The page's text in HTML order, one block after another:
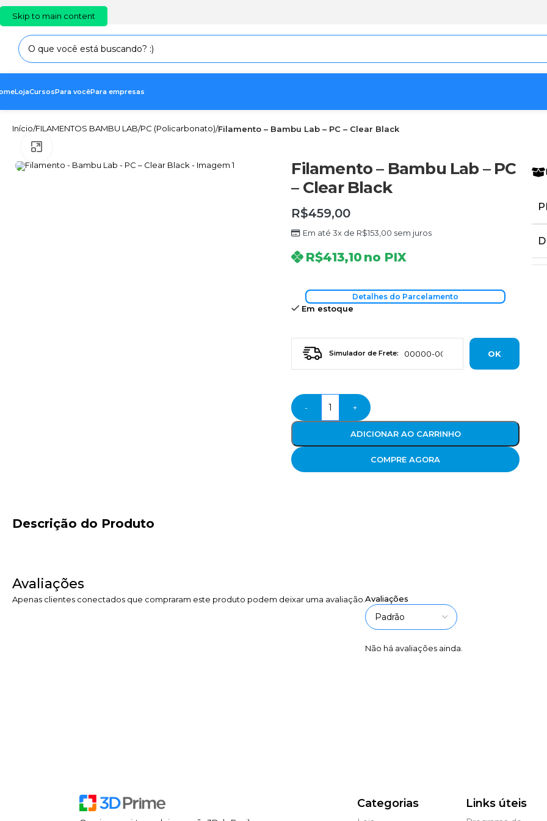
Skip to main content
EN PT ES
LojaCursosPara vocêPara empresas
Início/FILAMENTOS BAMBU LAB/PC (Policarbonato)/Filamento – Bambu Lab – PC – Clear Black
Filamento – Bambu Lab – PC
– Clear Black
R$459,00
Em até 3x de R$153,00 sem juros
R$413,10 no PIX
Detalhes do Parcelamento
Em estoque
Simulador de Frete: OK
- +
ADICIONAR AO CARRINHO
COMPRE AGORA
Descrição do Produto
Avaliações
Avaliações
Não há avaliações ainda.
Apenas clientes conectados que compraram este produto podem deixar uma avaliação.
Categorias Links úteis